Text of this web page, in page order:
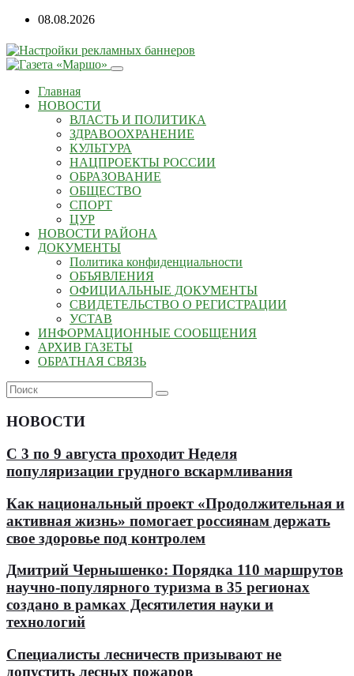
08.08.2026
Главная
НОВОСТИ
ВЛАСТЬ И ПОЛИТИКА
ЗДРАВООХРАНЕНИЕ
КУЛЬТУРА
НАЦПРОЕКТЫ РОССИИ
ОБРАЗОВАНИЕ
ОБЩЕСТВО
СПОРТ
ЦУР
НОВОСТИ РАЙОНА
ДОКУМЕНТЫ
Политика конфиденциальности
ОБЪЯВЛЕНИЯ
ОФИЦИАЛЬНЫЕ ДОКУМЕНТЫ
СВИДЕТЕЛЬСТВО О РЕГИСТРАЦИИ
УСТАВ
ИНФОРМАЦИОННЫЕ СООБЩЕНИЯ
АРХИВ ГАЗЕТЫ
ОБРАТНАЯ СВЯЗЬ
НОВОСТИ
С 3 по 9 августа проходит Неделя
популяризации грудного вскармливания
Как национальный проект «Продолжительная и
активная жизнь» помогает россиянам держать
свое здоровье под контролем
Дмитрий Чернышенко: Порядка 110 маршрутов
научно-популярного туризма в 35 регионах
создано в рамках Десятилетия науки и
технологий
Специалисты лесничеств призывают не
допустить лесных пожаров